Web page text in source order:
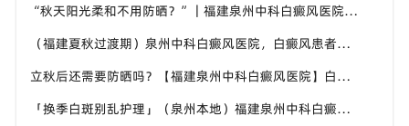
“秋天阳光柔和不用防晒？”｜福建泉州中科白癜风医院，白癜风这个想法是错误的
（福建夏秋过渡期）泉州中科白癜风医院，白癜风患者，不要随意更换外用护肤产品
立秋后还需要防晒吗？【福建泉州中科白癜风医院】白癜风人群夏秋防晒切勿直接摆烂
「换季白斑别乱护理」（泉州本地）福建泉州中科白癜风医院，教你平稳度过夏秋转换时节